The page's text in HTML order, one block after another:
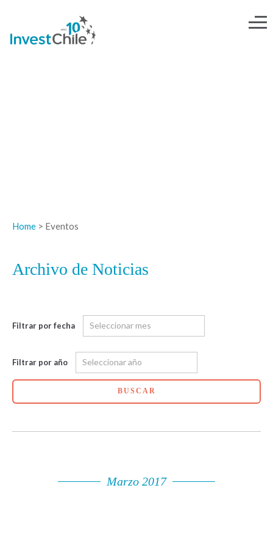
Home > Eventos
Archivo de Noticias
Filtrar por fecha
Filtrar por año
BUSCAR
Marzo 2017